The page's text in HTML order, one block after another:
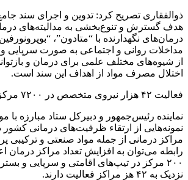
ذوالفقاری تصریح کرد: تدوین و اجرای سند
هدف گسترش و تنوع‌بخشی به مدالیته‌های
درمان‌های نگهدارنده با “متادون”،
مداخلات روانی و اجتماعی به صورت سرپایی و
از شیوه‌های مختلف علمی برای درمان و
اختلال مصرف مواد از اهداف این سند است.
فعالیت ۴۲ هزار نیروی متخصص در ۷۲۰۰ مرکز درمان اعتیاد کشور
نماینده رئیس‌جمهور و دبیرکل ستاد مبارزه با
نمونه‌هایی از ارتقاء ظرفیت‌های درمانی کشور
مراکز درمانی از جمله مواد صنعتی و ترکیبی
رابطه می‌توان به افزایش تعداد مراکز درمان
۲۰۰ مرکز در تیپ‌های اقامتی و سرپایی و
نزدیک به ۴۲ هز مراکز فعالیت دارند.